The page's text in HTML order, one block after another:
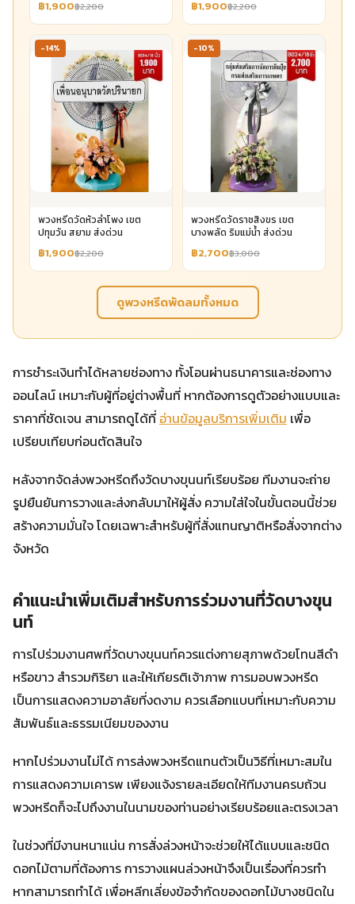
฿1,900฿2,200 ฿1,900฿2,200
-14%
พวงหรีดวัดหัวลำโพง เขต
ปทุมวัน สยาม ส่งด่วน
฿1,900฿2,200
-10%
พวงหรีดวัดราชสิงขร เขต
บางพลัด ริมแม่น้ำ ส่งด่วน
฿2,700฿3,000
ดูพวงหรีดพัดลมทั้งหมด
การชำระเงินทำได้หลายช่องทาง ทั้งโอนผ่านธนาคารและช่องทาง
ออนไลน์ เหมาะกับผู้ที่อยู่ต่างพื้นที่ หากต้องการดูตัวอย่างแบบและ
ราคาที่ชัดเจน สามารถดูได้ที่ อ่านข้อมูลบริการเพิ่มเติม เพื่อ
เปรียบเทียบก่อนตัดสินใจ
หลังจากจัดส่งพวงหรีดถึงวัดบางขุนนท์เรียบร้อย ทีมงานจะถ่าย
รูปยืนยันการวางและส่งกลับมาให้ผู้สั่ง ความใส่ใจในขั้นตอนนี้ช่วย
สร้างความมั่นใจ โดยเฉพาะสำหรับผู้ที่สั่งแทนญาติหรือสั่งจากต่าง
จังหวัด
คำแนะนำเพิ่มเติมสำหรับการร่วมงานที่วัดบางขุน
นท์
การไปร่วมงานศพที่วัดบางขุนนท์ควรแต่งกายสุภาพด้วยโทนสีดำ
หรือขาว สำรวมกิริยา และให้เกียรติเจ้าภาพ การมอบพวงหรีด
เป็นการแสดงความอาลัยที่งดงาม ควรเลือกแบบที่เหมาะกับความ
สัมพันธ์และธรรมเนียมของงาน
หากไปร่วมงานไม่ได้ การส่งพวงหรีดแทนตัวเป็นวิธีที่เหมาะสมใน
การแสดงความเคารพ เพียงแจ้งรายละเอียดให้ทีมงานครบถ้วน
พวงหรีดก็จะไปถึงงานในนามของท่านอย่างเรียบร้อยและตรงเวลา
ในช่วงที่มีงานหนาแน่น การสั่งล่วงหน้าจะช่วยให้ได้แบบและชนิด
ดอกไม้ตามที่ต้องการ การวางแผนล่วงหน้าจึงเป็นเรื่องที่ควรทำ
หากสามารถทำได้ เพื่อหลีกเลี่ยงข้อจำกัดของดอกไม้บางชนิดใน